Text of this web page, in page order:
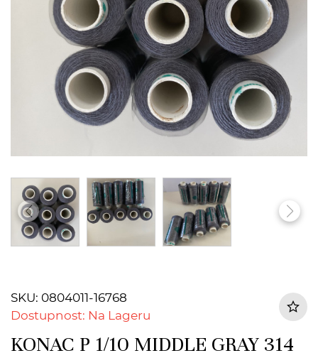
SKU: 0804011-16768
Dostupnost: Na Lageru
KONAC P 1/10 MIDDLE GRAY 314